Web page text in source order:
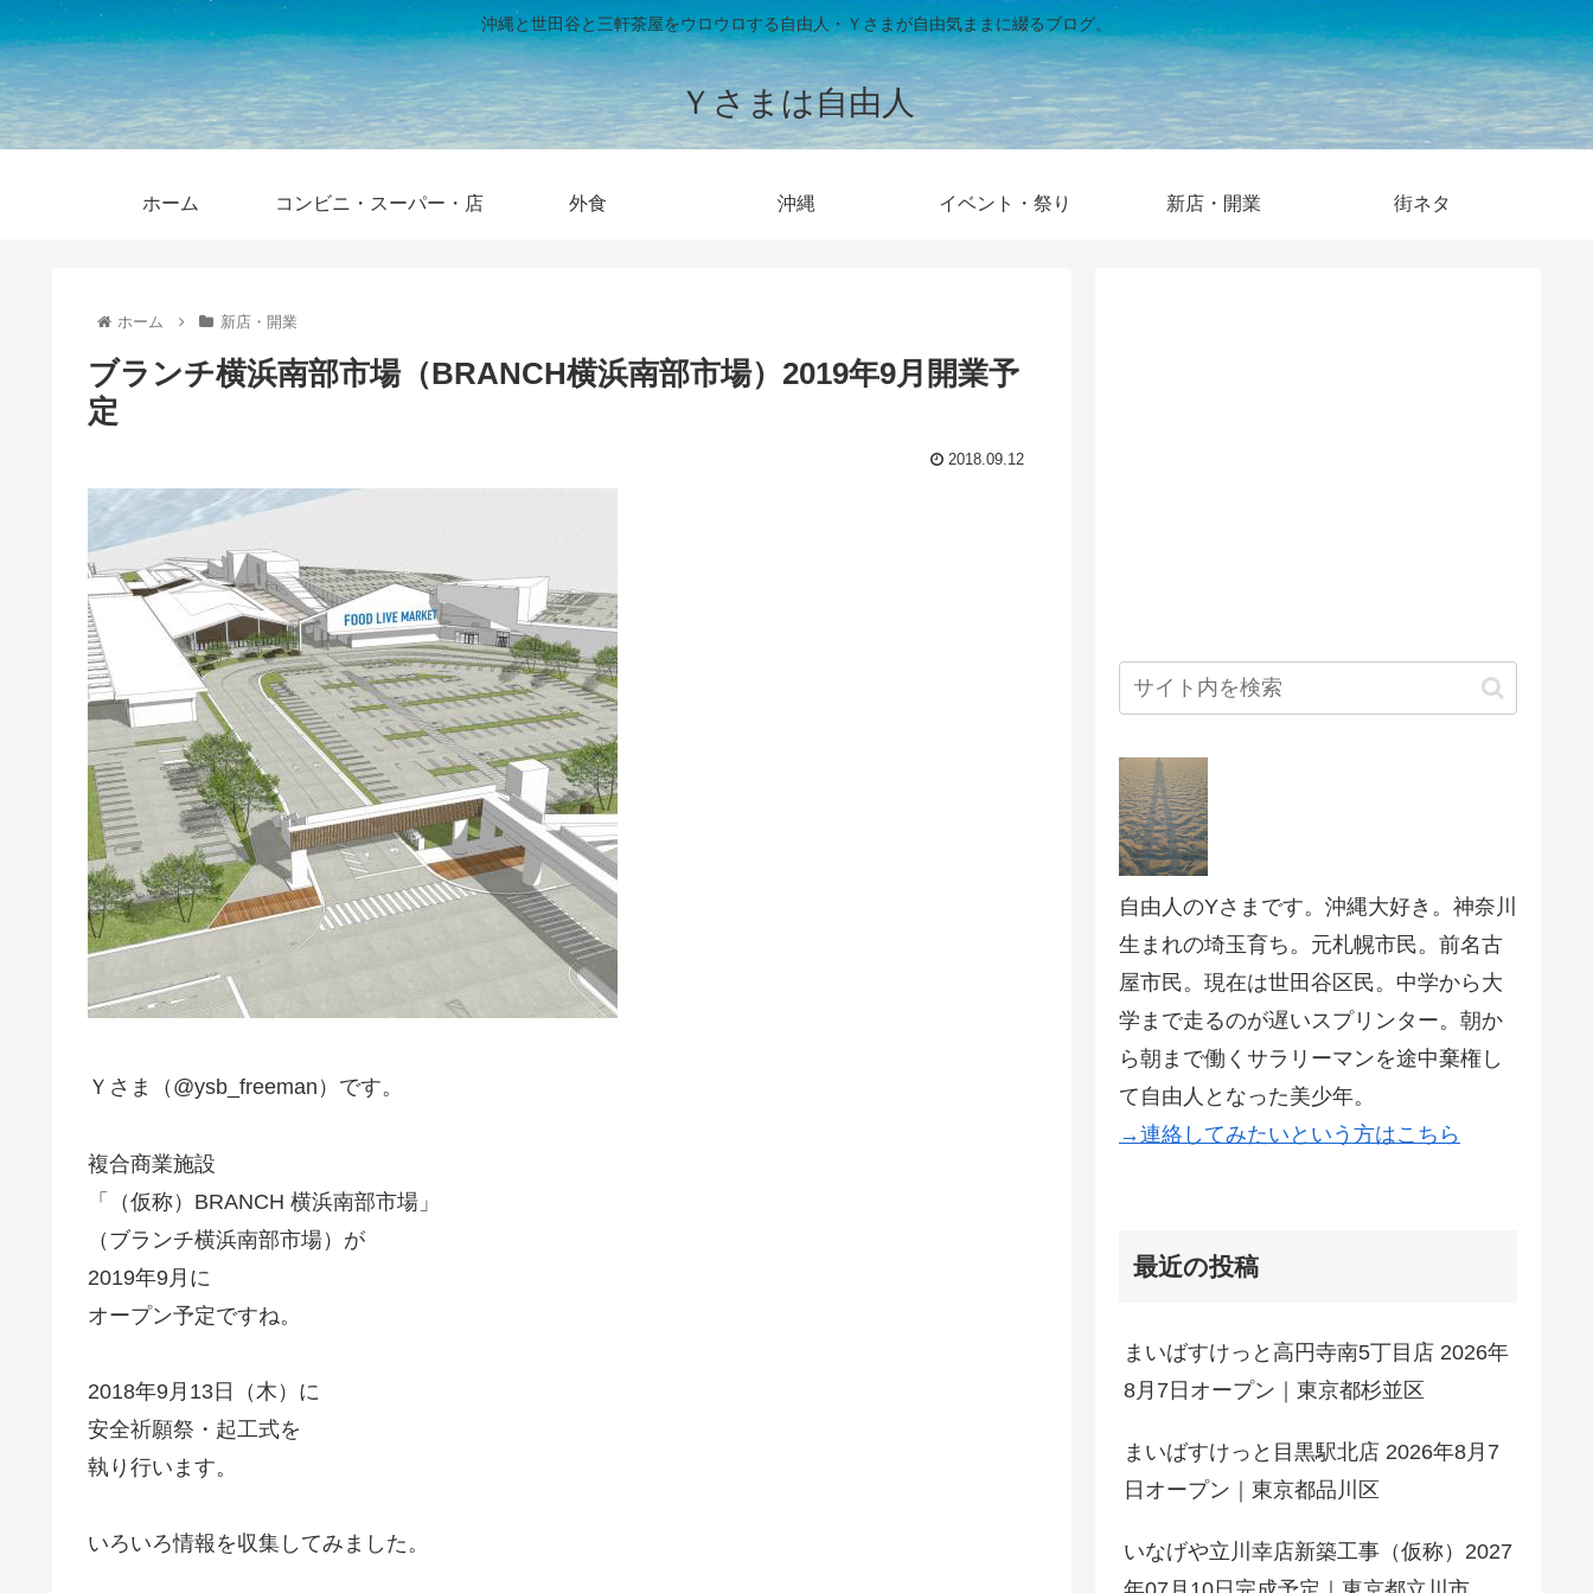
沖縄と世田谷と三軒茶屋をウロウロする自由人・Ｙさまが自由気ままに綴るブログ。
Ｙさまは自由人
ホーム コンビニ・スーパー・店 外食 沖縄 イベント・祭り 新店・開業 街ネタ
ホーム 新店・開業
ブランチ横浜南部市場（BRANCH横浜南部市場）2019年9月開業予
定
2018.09.12
Ｙさま（@ysb_freeman）です。
複合商業施設
「（仮称）BRANCH 横浜南部市場」
（ブランチ横浜南部市場）が
2019年9月に
オープン予定ですね。
2018年9月13日（木）に
安全祈願祭・起工式を
執り行います。
いろいろ情報を収集してみました。
自由人のYさまです。沖縄大好き。神奈川
生まれの埼玉育ち。元札幌市民。前名古
屋市民。現在は世田谷区民。中学から大
学まで走るのが遅いスプリンター。朝か
ら朝まで働くサラリーマンを途中棄権し
て自由人となった美少年。
→連絡してみたいという方はこちら
最近の投稿
まいばすけっと高円寺南5丁目店 2026年
8月7日オープン｜東京都杉並区
まいばすけっと目黒駅北店 2026年8月7
日オープン｜東京都品川区
いなげや立川幸店新築工事（仮称）2027